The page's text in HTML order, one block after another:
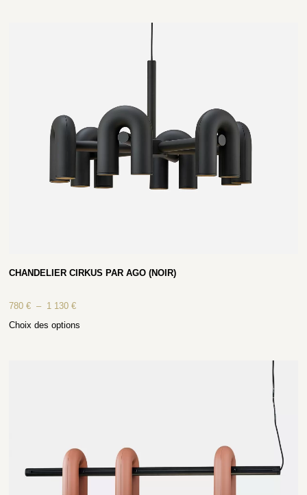
CHANDELIER CIRKUS PAR AGO (NOIR)
780€ – 1 130€
Choix des options